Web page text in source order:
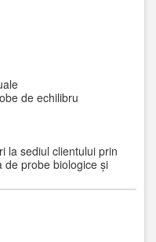
de echilibru
la sediul clientului prin
de probe biologice și